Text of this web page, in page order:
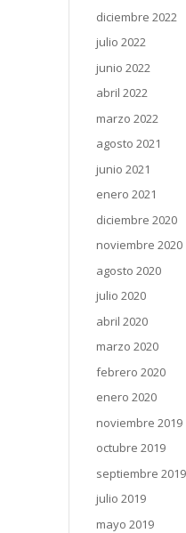
diciembre 2022
julio 2022
junio 2022
abril 2022
marzo 2022
agosto 2021
junio 2021
enero 2021
diciembre 2020
noviembre 2020
agosto 2020
julio 2020
abril 2020
marzo 2020
febrero 2020
enero 2020
noviembre 2019
octubre 2019
septiembre 2019
julio 2019
mayo 2019